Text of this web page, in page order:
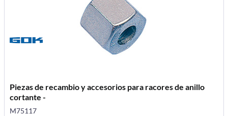
Piezas de recambio y accesorios para racores de anillo
cortante -
M75117